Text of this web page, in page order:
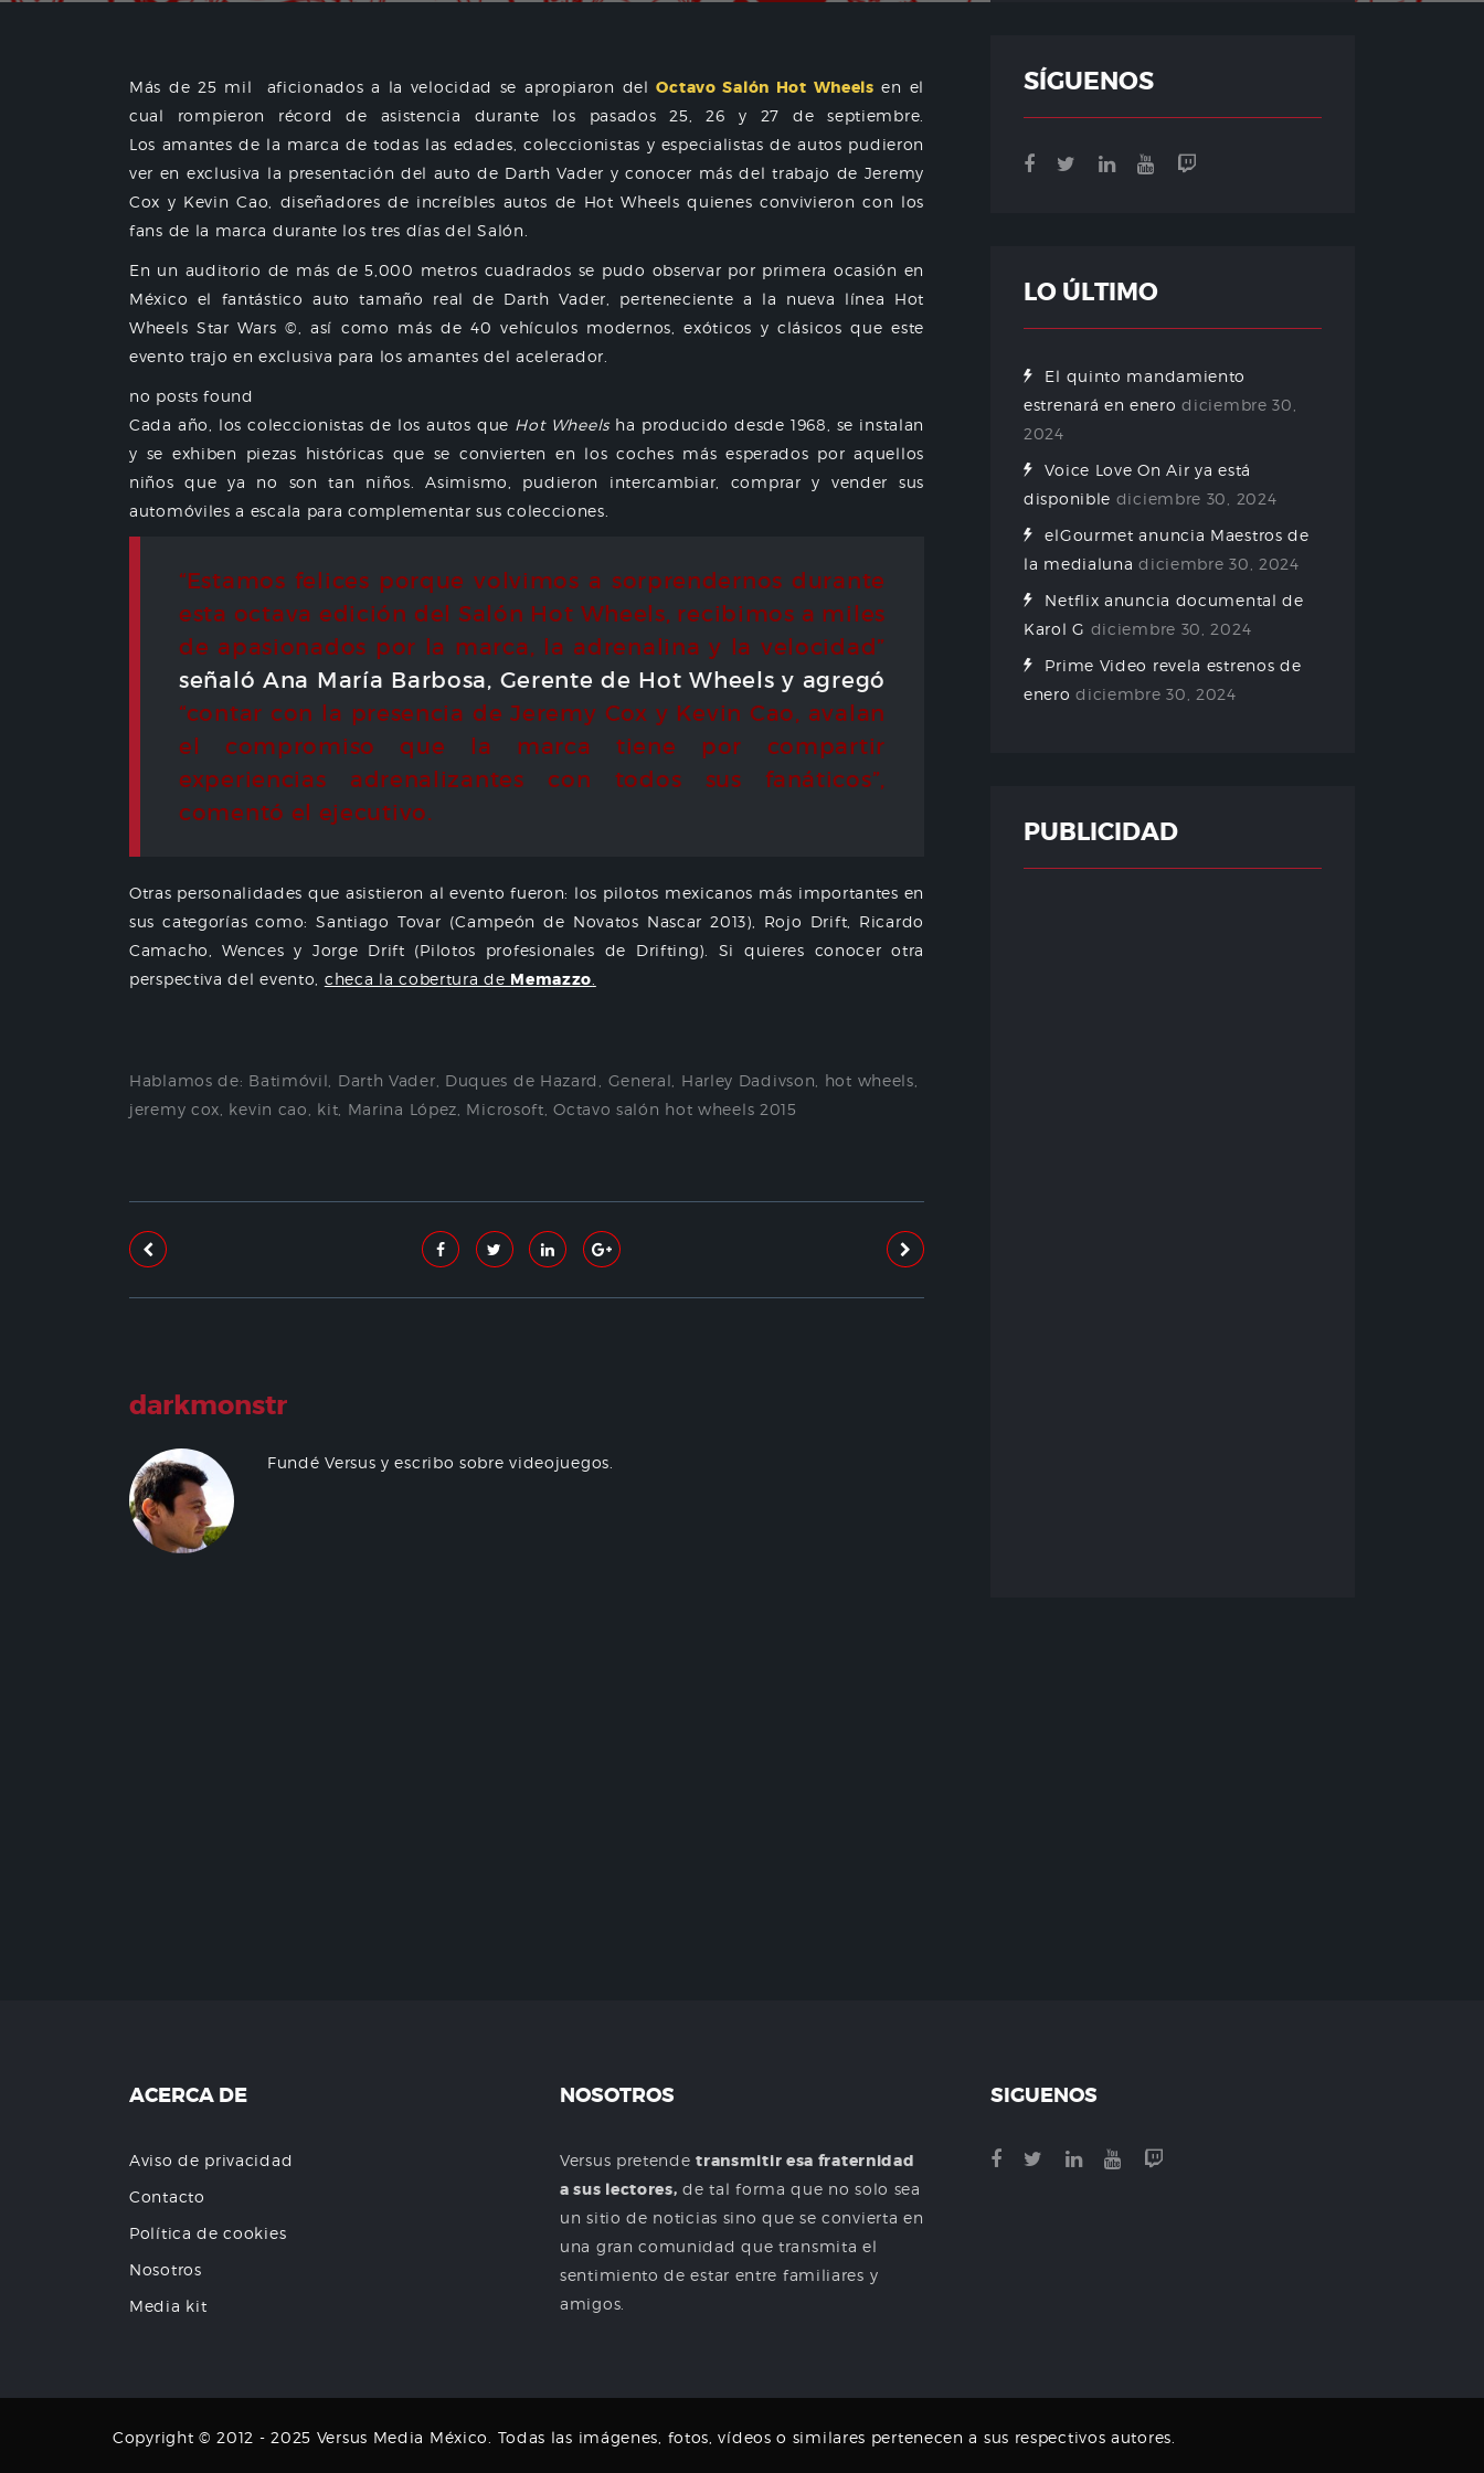
Más de 25 mil aficionados a la velocidad se apropiaron delOctavo Salón Hot Wheels en el
cual rompieron récord de asistencia durante los pasados 25, 26 y 27 de septiembre.
Los amantes de la marca de todas las edades, coleccionistas y especialistas de autos pudieron
ver en exclusiva la presentación del auto de Darth Vader y conocer más del trabajo de Jeremy
Cox y Kevin Cao, diseñadores de increíbles autos de Hot Wheels quienes convivieron con los
fans de la marca durante los tres días del Salón.
En un auditorio de más de 5,000 metros cuadrados se pudo observar por primera ocasión en
México el fantástico auto tamaño real de Darth Vader, perteneciente a la nueva línea Hot
Wheels Star Wars ©, así como más de 40 vehículos modernos, exóticos y clásicos que este
evento trajo en exclusiva para los amantes del acelerador.
no posts found
Cada año, los coleccionistas de los autos que Hot Wheelsha producido desde 1968, se instalan
y se exhiben piezas históricas que se convierten en los coches más esperados por aquellos
niños que ya no son tan niños. Asimismo, pudieron intercambiar, comprar y vender sus
automóviles a escala para complementar sus colecciones.
“Estamos felices porque volvimos a sorprendernos durante
esta octava edición del Salón Hot Wheels, recibimos a miles
de apasionados por la marca, la adrenalina y la velocidad”
señaló Ana María Barbosa, Gerente de Hot Wheels y agregó
“contar con la presencia de Jeremy Cox y Kevin Cao, avalan
el compromiso que la marca tiene por compartir
experiencias adrenalizantes con todos sus fanáticos”,
comentó el ejecutivo.
Otras personalidades que asistieron al evento fueron: los pilotos mexicanos más importantes en
sus categorías como: Santiago Tovar (Campeón de Novatos Nascar 2013), Rojo Drift, Ricardo
Camacho, Wences y Jorge Drift (Pilotos profesionales de Drifting). Si quieres conocer otra
perspectiva del evento, checa la cobertura de Memazzo
Hablamos de: Batimóvil Darth Vader Duques de Hazard General Harley Dadivson hot wheels
jeremy cox kevin cao kit Marina López Microsoft ,Octavo salón hot wheels 2015
darkmonstr
Fundé Versus y escribo sobre videojuegos.
SÍGUENOS
LO ÚLTIMO
El quinto mandamiento
estrenará en enero diciembre 30,
2024
Voice Love On Air ya está
disponible diciembre 30, 2024
elGourmet anuncia Maestros de
la medialuna diciembre 30, 2024
Netflix anuncia documental de
Karol G diciembre 30, 2024
Prime Video revela estrenos de
enero diciembre 30, 2024
PUBLICIDAD
ACERCA DE
Aviso de privacidad
Contacto
Política de cookies
Nosotros
Media kit
NOSOTROS
Versus pretendetransmitir esa fraternidad
a sus lectores, de tal forma que no solo sea
un sitio de noticias sino que se convierta en
una gran comunidad que transmita el
sentimiento de estar entre familiares y
amigos.
SIGUENOS
Copyright © 2012 - 2025 Versus Media México. Todas las imágenes, fotos, vídeos o similares pertenecen a sus respectivos autores.